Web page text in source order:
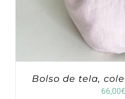
Bolso de tela,
66,00€